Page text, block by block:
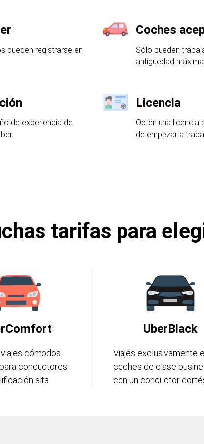
pueden registrarse en
Coches
Sólo pueden
antigüedad
de experiencia de
Licencia
Obtén una licencia
de empezar a
tarifas para
cómodos
conductores
alta.
UberBlack
Viajes exclusivamente
coches de clase
con un conductor